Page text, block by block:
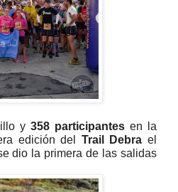
y358 participantesen la
edición del Trail Debra el
dio la primera de las salidas